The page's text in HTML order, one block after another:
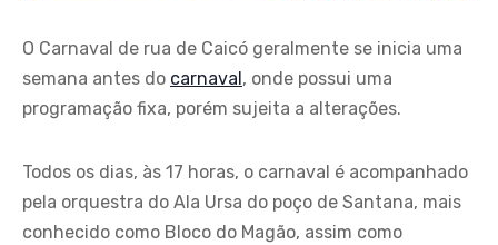
O Carnaval de rua de Caicó geralmente se inicia uma
semana antes do carnaval , onde possui uma
programação fixa, porém sujeita a alterações.
Todos os dias, às 17 horas, o carnaval é acompanhado
pela orquestra do Ala Ursa do poço de Santana, mais
conhecido como Bloco do Magão, assim como